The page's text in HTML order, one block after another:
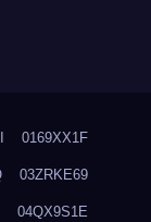
0169XX1F
03ZRKE69
04QX9S1E